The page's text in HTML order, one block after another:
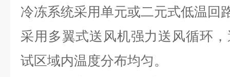
冷冻系统采用单元或二元式低温回
采用多翼式送风机强力送风循环
试区域内温度分布均匀。